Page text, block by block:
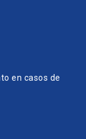
en casos de